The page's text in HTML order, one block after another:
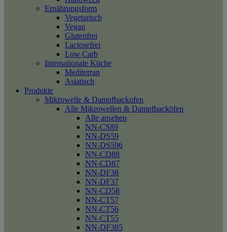
Ernährungsform
Vegetarisch
Vegan
Glutenfrei
Lactosefrei
Low Carb
Internationale Küche
Mediterran
Asiatisch
Produkte
Mikrowelle & Dampfbackofen
Alle Mikrowellen & Dampfbacköfen
Alle ansehen
NN-CS89
NN-DS59
NN-DS596
NN-CD88
NN-CD87
NN-DF38
NN-DF37
NN-CD58
NN-CT57
NN-CT56
NN-CT55
NN-DF385